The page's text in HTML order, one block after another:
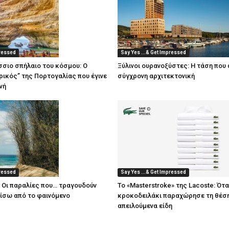
σπήλαιο του κόσμου: Ο
της Πορτογαλίας που έγινε
Say Yes ...& Get Impressed
Ξύλινοι ουρανοξύστες: Η τάση που
σύγχρονη αρχιτεκτονική
παραλίες που… τραγουδούν
από το φαινόμενο
Say Yes ...& Get Impressed
Το «Masterstroke» της Lacoste:
κροκοδειλάκι παραχώρησε τη
απειλούμενα είδη